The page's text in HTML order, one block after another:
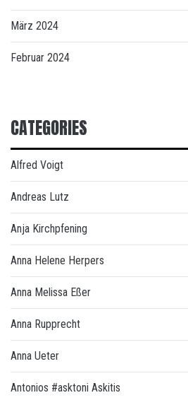
März 2024
Februar 2024
CATEGORIES
Alfred Voigt
Andreas Lutz
Anja Kirchpfening
Anna Helene Herpers
Anna Melissa Eßer
Anna Rupprecht
Anna Ueter
Antonios #asktoni Askitis